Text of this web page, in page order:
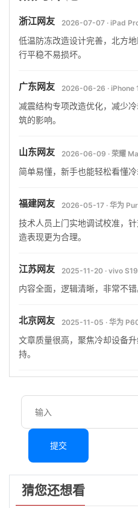
浙江网友 2026-07-07 · iPad
低温防冻改造设计完善，北方
行平稳不易损坏。
广东网友 2026-06-26 · iPhone
减震结构专项改造优化，减少
筑的影响。
山东网友 2026-06-09 · 荣耀
简单易懂，新手也能轻松看懂
福建网友 2026-05-17 · 华为
技术人员上门实地调试校准，
造表现更为合理。
江苏网友 2025-11-20 · vivo
内容全面，逻辑清晰，非常不错
北京网友 2025-11-05 · 华为
文章质量很高，聚焦冷却设备
持。
提交
猜您还想看